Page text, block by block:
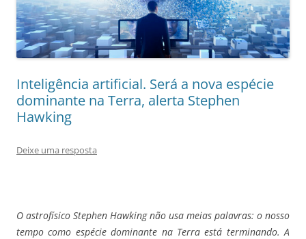
Inteligência artificial. Será a nova espécie
dominante na Terra, alerta Stephen
Hawking
Deixe uma resposta
O astrofísico Stephen Hawking não usa meias palavras: o nosso
tempo como espécie dominante na Terra está terminando. A